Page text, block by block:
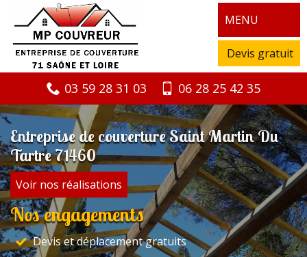
MENU
Devis gratuit
03 59 28 31 03 06 28 25 42 35
Entreprise de couverture Saint Martin Du
Tartre 71460
Voir nos réalisations
Nos engagements
Devis et déplacement gratuits